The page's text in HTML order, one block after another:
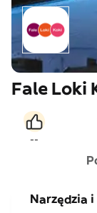
Fale Loki
--
Narzędzia i